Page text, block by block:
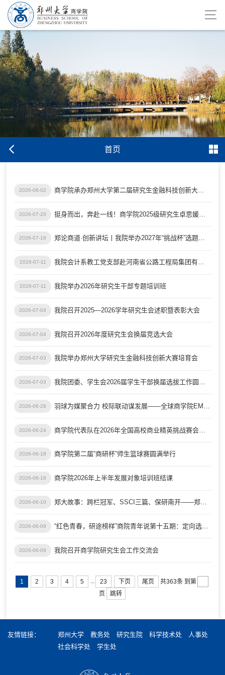
首页
2026-08-02
2026-07-20
2026-07-16 郑论商道·创新讲坛丨我院举办2027年“挑战杯”选题论证会
2026-07-11 我院会计系教工党支部赴河南省公路工程局集团有限公司开展党建联建活动
2026-07-11 我院举办2026年研究生干部专题培训班
2026-07-04 我院召开2025—2026学年研究生会述职暨表彰大会
2026-07-04 我院召开2026年度研究生会换届竞选大会
2026-07-03 我院举办郑州大学研究生金融科技创新大赛培育会
2026-07-03 我院团委、学生会2026届学生干部换届选拔工作圆满完成
2026-06-28
2026-06-24
2026-06-18 商学院第二届“商研杯”师生篮球赛圆满举行
2026-06-16 商学院2026年上半年发展对象培训班结课
2026-06-10
2026-06-09
2026-06-09 我院召开商学院研究生会工作交流会
1 2 3 4 5 ... 23 下页 尾页 共363条 到第
页
跳转
友情链接： 郑州大学 教务处 研究生院 科学技术处
人事处
社会科学处
学生处